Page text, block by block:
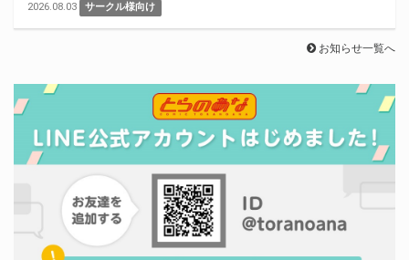
2026.08.03 サークル様向け
お知らせ一覧へ